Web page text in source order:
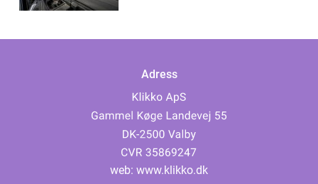
Adress
web: www.klikko.dk